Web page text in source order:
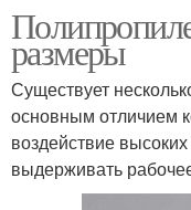
размеры
Существует
основным отличием
воздействие
выдерживать